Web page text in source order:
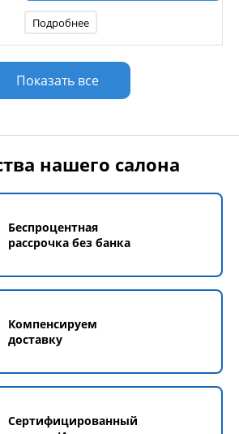
Подробнее
Показать все
нашего салона
Беспроцентная
рассрочка без банка
Компенсируем
доставку
Сертифицированный